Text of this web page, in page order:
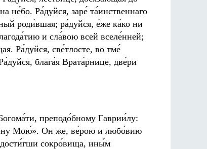
не́бо. Ра́дуйся, заре́ та́инственнаго
роди́вшая; ра́дуйся, е́же ка́ко ни
и сла́вою всей вселе́нней;
Ра́дуйся, све́тлосте, во тме́
блага́я Врата́рнице, две́ри
преподо́бному Гаврии́лу:
Мою́». Он же, ве́рою и любо́вию
дости́гши сокро́вища, ины́м